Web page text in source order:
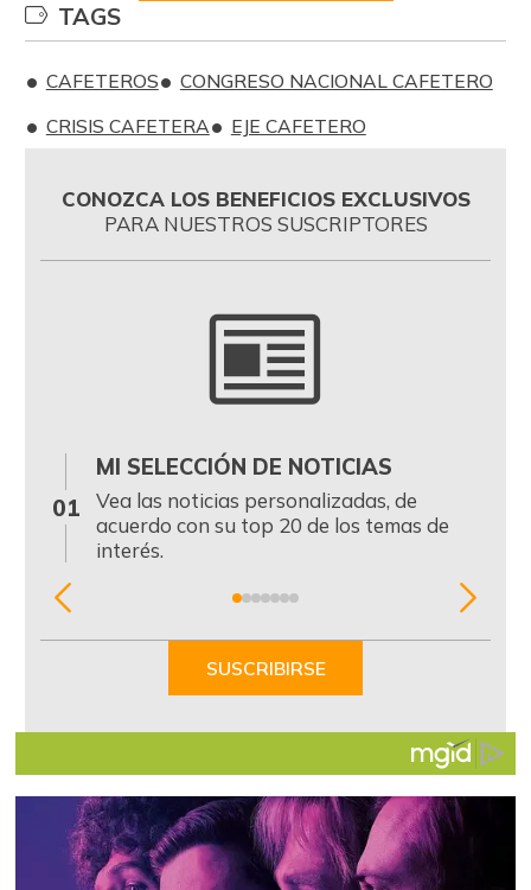
TAGS
CAFETEROS
CONGRESO NACIONAL CAFETERO
CRISIS CAFETERA
EJE CAFETERO
CONOZCA LOS BENEFICIOS EXCLUSIVOS
PARA NUESTROS SUSCRIPTORES
01
MI SELECCIÓN DE NOTICIAS
Vea las noticias personalizadas, de
acuerdo con su top 20 de los temas de
interés.
Item
SUSCRIBIRSE